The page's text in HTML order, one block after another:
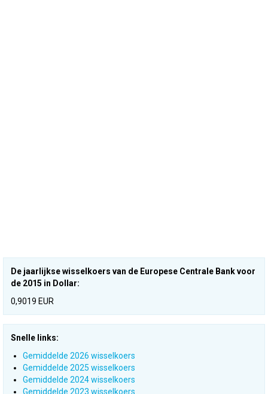
De jaarlijkse wisselkoers van de Europese Centrale Bank voor
de 2015 in Dollar:
0,9019 EUR
Snelle links:
Gemiddelde 2026 wisselkoers
Gemiddelde 2025 wisselkoers
Gemiddelde 2024 wisselkoers
Gemiddelde 2023 wisselkoers